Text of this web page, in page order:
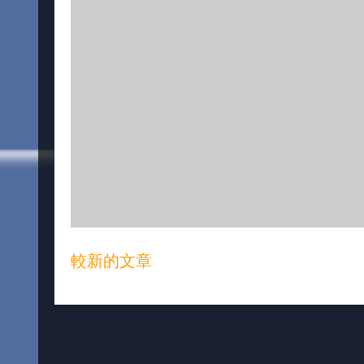
較新的文章